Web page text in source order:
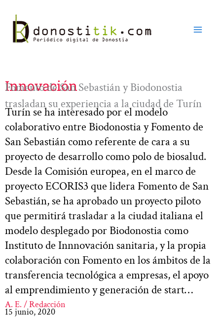
contenido
Innovación
Fomento de San Sebastián y Biodonostia
trasladan su experiencia a la ciudad de Turín
Turín se ha interesado por el modelo
colaborativo entre Biodonostia y Fomento de
San Sebastián como referente de cara a su
proyecto de desarrollo como polo de biosalud.
Desde la Comisión europea, en el marco de
proyecto ECORIS3 que lidera Fomento de San
Sebastián, se ha aprobado un proyecto piloto
que permitirá trasladar a la ciudad italiana el
modelo desplegado por Biodonostia como
Instituto de Innnovación sanitaria, y la propia
colaboración con Fomento en los ámbitos de la
transferencia tecnológica a empresas, el apoyo
al emprendimiento y generación de start…
A. E. / Redacción
15 junio, 2020